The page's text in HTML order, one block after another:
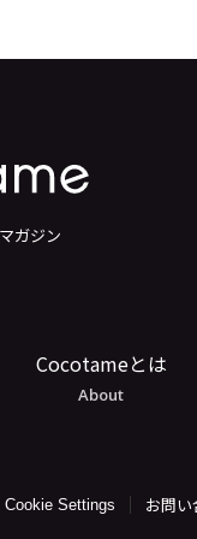
ガジン
Cocotameとは
About
Cookie Settings お問